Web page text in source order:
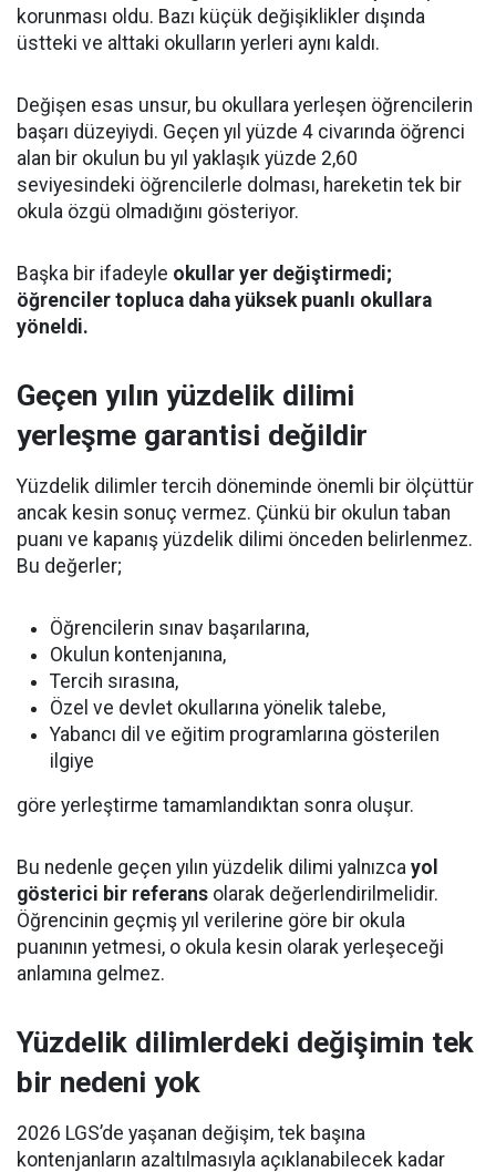
korunması oldu. Bazı küçük değişiklikler dışında
üstteki ve alttaki okulların yerleri aynı kaldı.
Değişen esas unsur, bu okullara yerleşen öğrencilerin
başarı düzeyiydi. Geçen yıl yüzde 4 civarında öğrenci
alan bir okulun bu yıl yaklaşık yüzde 2,60
seviyesindeki öğrencilerle dolması, hareketin tek bir
okula özgü olmadığını gösteriyor.
Başka bir ifadeyle okullar yer değiştirmedi;
öğrenciler topluca daha yüksek puanlı okullara
yöneldi.
Geçen yılın yüzdelik dilimi
yerleşme garantisi değildir
Yüzdelik dilimler tercih döneminde önemli bir ölçüttür
ancak kesin sonuç vermez. Çünkü bir okulun taban
puanı ve kapanış yüzdelik dilimi önceden belirlenmez.
Bu değerler;
Öğrencilerin sınav başarılarına,
Okulun kontenjanına,
Tercih sırasına,
Özel ve devlet okullarına yönelik talebe,
Yabancı dil ve eğitim programlarına gösterilen
ilgiye
göre yerleştirme tamamlandıktan sonra oluşur.
Bu nedenle geçen yılın yüzdelik dilimi yalnızca yol
gösterici bir referans olarak değerlendirilmelidir.
Öğrencinin geçmiş yıl verilerine göre bir okula
puanının yetmesi, o okula kesin olarak yerleşeceği
anlamına gelmez.
Yüzdelik dilimlerdeki değişimin tek
bir nedeni yok
2026 LGS’de yaşanan değişim, tek başına
kontenjanların azaltılmasıyla açıklanabilecek kadar